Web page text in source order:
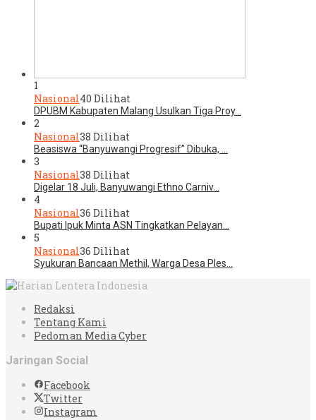
1
Nasional40 Dilihat
DPUBM Kabupaten Malang Usulkan Tiga Proy…
2
Nasional38 Dilihat
Beasiswa “Banyuwangi Progresif” Dibuka, …
3
Nasional38 Dilihat
Digelar 18 Juli, Banyuwangi Ethno Carniv…
4
Nasional36 Dilihat
Bupati Ipuk Minta ASN Tingkatkan Pelayan…
5
Nasional36 Dilihat
Syukuran Bancaan Methil, Warga Desa Ples…
Redaksi
Tentang Kami
Pedoman Media Cyber
Jaringan Social
Facebook
Twitter
Instagram